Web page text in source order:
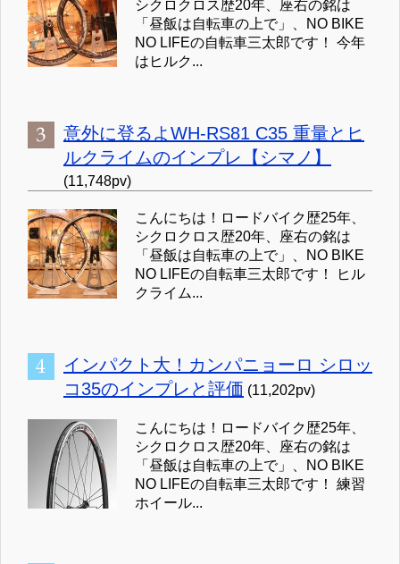
シクロクロス歴20年、座右の銘は
「昼飯は自転車の上で」、NO BIKE
NO LIFEの自転車三太郎です！ 今年
はヒルク...
意外に登るよWH-RS81 C35 重量とヒ
ルクライムのインプレ【シマノ】
(11,748pv)
こんにちは！ロードバイク歴25年、
シクロクロス歴20年、座右の銘は
「昼飯は自転車の上で」、NO BIKE
NO LIFEの自転車三太郎です！ ヒル
クライム...
インパクト大！カンパニョーロ シロッ
コ35のインプレと評価 (11,202pv)
こんにちは！ロードバイク歴25年、
シクロクロス歴20年、座右の銘は
「昼飯は自転車の上で」、NO BIKE
NO LIFEの自転車三太郎です！ 練習
ホイール...